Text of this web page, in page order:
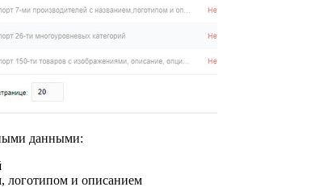
данными:
логотипом и описанием